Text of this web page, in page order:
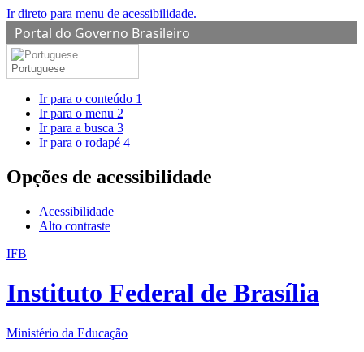
Ir direto para menu de acessibilidade.
Portal do Governo Brasileiro
Portuguese
Ir para o conteúdo 1
Ir para o menu 2
Ir para a busca 3
Ir para o rodapé 4
Opções de acessibilidade
Acessibilidade
Alto contraste
IFB
Instituto Federal de Brasília
Ministério da Educação